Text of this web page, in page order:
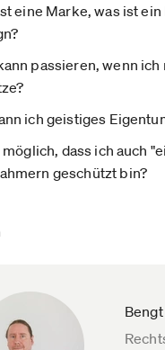
eine Marke, was ist
passieren, wenn
ich geistiges
möglich, dass ich auch
geschützt bin?